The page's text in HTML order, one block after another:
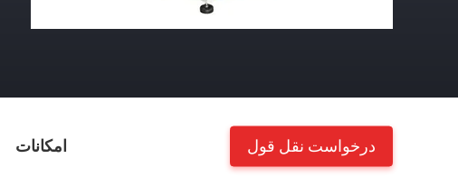
امکانات درخواست نقل قول